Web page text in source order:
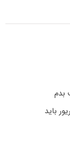
بدم
باید